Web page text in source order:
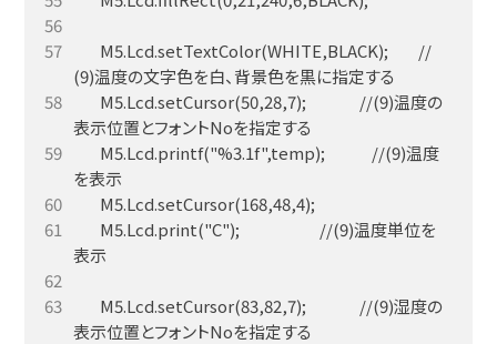
M5.Lcd.setTextColor(WHITE,BLACK);         //
M5.Lcd.setCursor(50,28,7);                //(9)温度の
M5.Lcd.printf("%3.1f",temp);              //(9)温度
M5.Lcd.print("C");                        //(9)温度単位を
M5.Lcd.setCursor(83,82,7);                //(9)湿度の